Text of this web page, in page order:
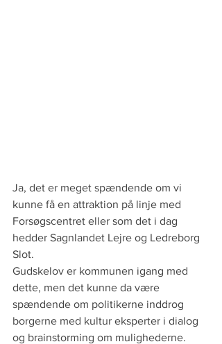
Ja, det er meget spændende om vi
kunne få en attraktion på linje med
Forsøgscentret eller som det i dag
hedder Sagnlandet Lejre og Ledreborg
Slot.
Gudskelov er kommunen igang med
dette, men det kunne da være
spændende om politikerne inddrog
borgerne med kultur eksperter i dialog
og brainstorming om mulighederne.